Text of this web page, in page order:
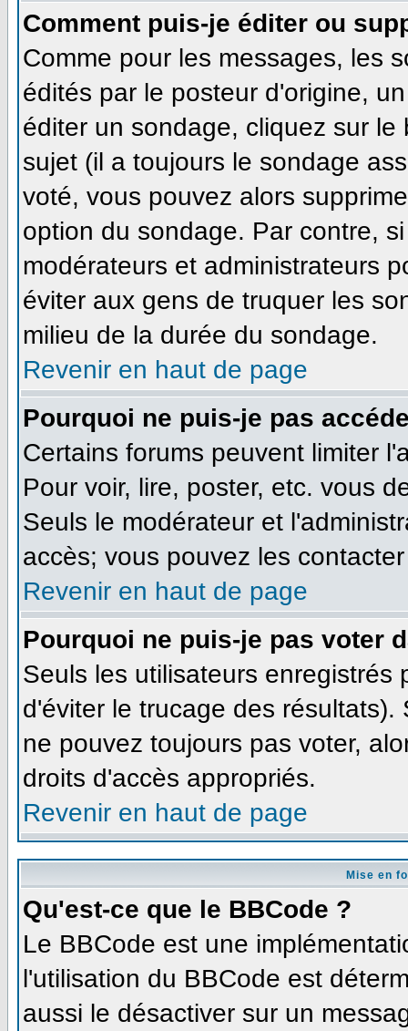
Comment puis-je éditer ou
Comme pour les messages, les
édités par le posteur d'origine,
éditer un sondage, cliquez sur
sujet (il a toujours le sondage
voté, vous pouvez alors
option du sondage. Par contre,
modérateurs et administrateurs
éviter aux gens de truquer les
milieu de la durée du sondage.
Revenir en haut de page
Pourquoi ne puis-je pas
Certains forums peuvent limiter
Pour voir, lire, poster, etc. vous
Seuls le modérateur et
accès; vous pouvez les
Revenir en haut de page
Pourquoi ne puis-je pas voter
Seuls les utilisateurs
d'éviter le trucage des
ne pouvez toujours pas voter,
droits d'accès appropriés.
Revenir en haut de page
Mise en
Qu'est-ce que le BBCode ?
Le BBCode est une
l'utilisation du BBCode est
aussi le désactiver sur un